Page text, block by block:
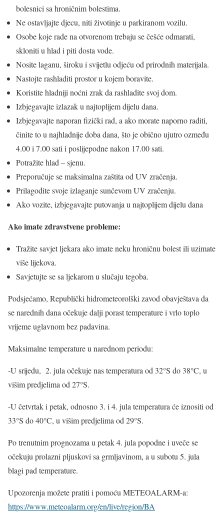
bolesnici sa hroničnim bolestima.
Ne ostavljajte djecu, niti životinje u parkiranom vozilu.
Osobe koje rade na otvorenom trebaju se češće odmarati,
skloniti u hlad i piti dosta vode.
Nosite laganu, široku i svijetlu odjeću od prirodnih materijala.
Nastojte rashladiti prostor u kojem boravite.
Koristite hladniji noćni zrak da rashladite svoj dom.
Izbjegavajte izlazak u najtoplijem dijelu dana.
Izbjegavajte naporan fizički rad, a ako morate naporno raditi,
činite to u najhladnije doba dana, što je obično ujutro ozmeđu
4.00 i 7.00 sati i poslijepodne nakon 17.00 sati.
Potražite hlad – sjenu.
Preporučuje se maksimalna zaštita od UV zračenja.
Prilagodite svoje izlaganje sunčevom UV zračenju.
Ako vozite, izbjegavajte putovanja u najtoplijem dijelu dana
Ako imate zdravstvene probleme:
Tražite savjet ljekara ako imate neku hroničnu bolest ili uzimate
više lijekova.
Savjetujte se sa ljekarom u slučaju tegoba.
Podsjećamo, Republički hidrometeorolški zavod obavještava da
se narednih dana očekuje dalji porast temperature i vrlo toplo
vrijeme uglavnom bez padavina.
Maksimalne temperature u narednom periodu:
-U srijedu, 2. jula očekuje nas temperatura od 32°S do 38°C, u
višim predjelima od 27°S.
-U četvrtak i petak, odnosno 3. i 4. jula temperatura će iznositi od
33°S do 40°C, u višim predjelima od 29°S.
Po trenutnim prognozama u petak 4. jula popodne i uveče se
očekuju prolazni pljuskovi sa grmljavinom, a u subotu 5. jula
blagi pad temperature.
Upozorenja možete pratiti i pomoću METEOALARM-a:
https://www.meteoalarm.org/en/live/region/BA